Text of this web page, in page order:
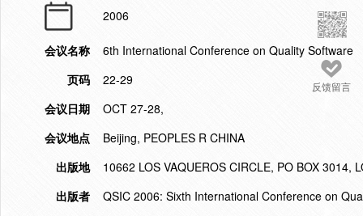
反馈留言
2006
会议名称
6th International Conference on Quality Software
页码
22-29
会议日期
OCT 27-28,
会议地点
Beijing, PEOPLES R CHINA
出版地
10662 LOS VAQUEROS CIRCLE, PO BOX 3014,
出版者
QSIC 2006: Sixth International Conference on